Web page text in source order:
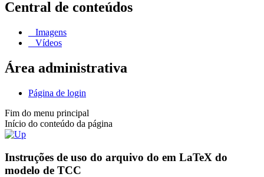
Central de conteúdos
Imagens
Vídeos
Área administrativa
Página de login
Fim do menu principal
Início do conteúdo da página
Instruções de uso do arquivo do em LaTeX do
modelo de TCC